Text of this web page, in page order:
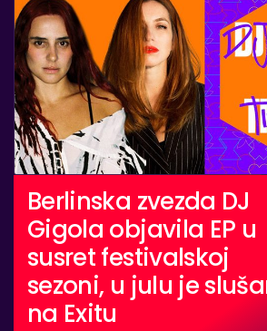
Berlinska zvezda DJ
Gigola objavila EP u
susret festivalskoj
sezoni, u julu je
na Exitu